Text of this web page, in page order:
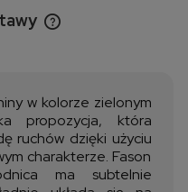
płatności
w kolorze zielonym
propozycja, która
ruchów dzięki użyciu
charakterze. Fason
ma subtelnie